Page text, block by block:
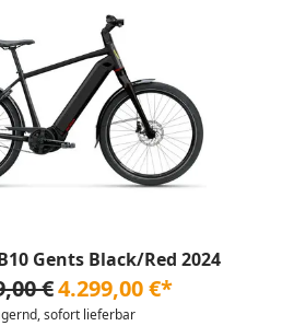
Gents Black/Red 2024
€4.299,00 €*
sofort lieferbar